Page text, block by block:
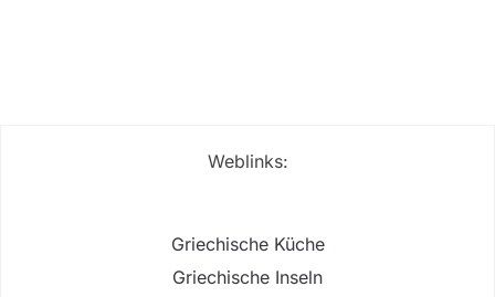
Weblinks:
Griechische Küche
Griechische Inseln